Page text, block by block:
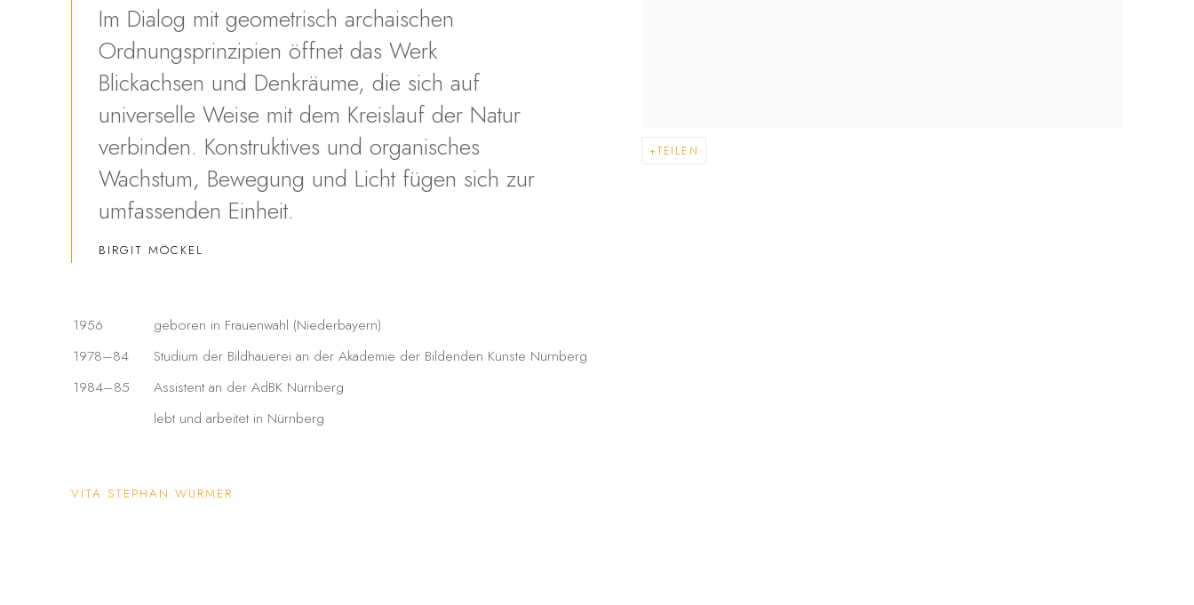
TEILEN
Im Dialog mit geometrisch archaischen
Ordnungsprinzipien öffnet das Werk
Blickachsen und Denkräume, die sich auf
universelle Weise mit dem Kreislauf der Natur
verbinden. Konstruktives und organisches
Wachstum, Bewegung und Licht fügen sich zur
umfassenden Einheit.
BIRGIT MÖCKEL
1956
geboren in Frauenwahl (Niederbayern)
1978–84
Studium der Bildhauerei an der Akademie der Bildenden Künste Nürnberg
1984–85 Assistent an der AdBK Nürnberg
lebt und arbeitet in Nürnberg
VITA STEPHAN WURMER